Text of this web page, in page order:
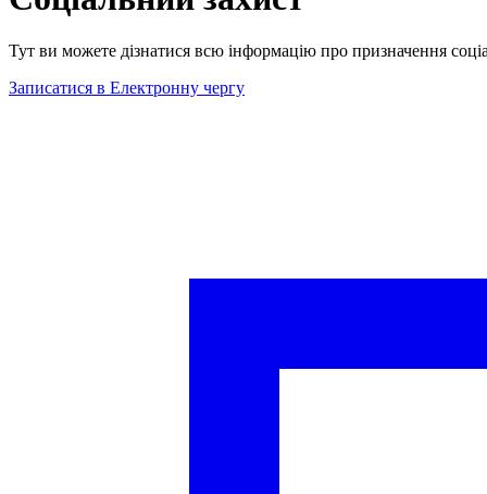
Тут ви можете дізнатися всю інформацію про призначення
Записатися в Електронну чергу